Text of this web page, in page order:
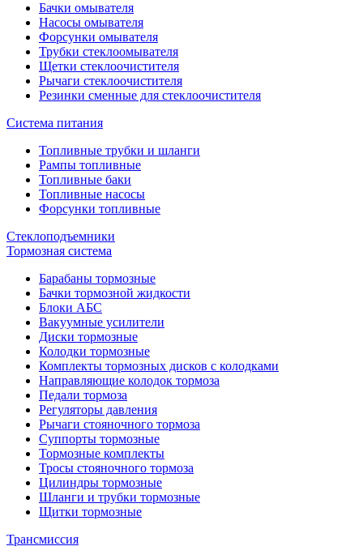
Бачки омывателя
Насосы омывателя
Форсунки омывателя
Трубки стеклоомывателя
Щетки стеклоочистителя
Рычаги стеклоочистителя
Резинки сменные для стеклоочистителя
Система питания
Топливные трубки и шланги
Рампы топливные
Топливные баки
Топливные насосы
Форсунки топливные
Стеклоподъемники
Тормозная система
Барабаны тормозные
Бачки тормозной жидкости
Блоки АБС
Вакуумные усилители
Диски тормозные
Колодки тормозные
Комплекты тормозных дисков с колодками
Направляющие колодок тормоза
Педали тормоза
Регуляторы давления
Рычаги стояночного тормоза
Суппорты тормозные
Тормозные комплекты
Тросы стояночного тормоза
Цилиндры тормозные
Шланги и трубки тормозные
Щитки тормозные
Трансмиссия